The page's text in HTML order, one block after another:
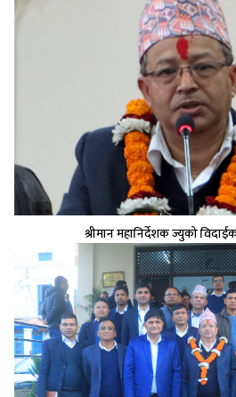
श्रीमान महानिर्देशक ज्युको